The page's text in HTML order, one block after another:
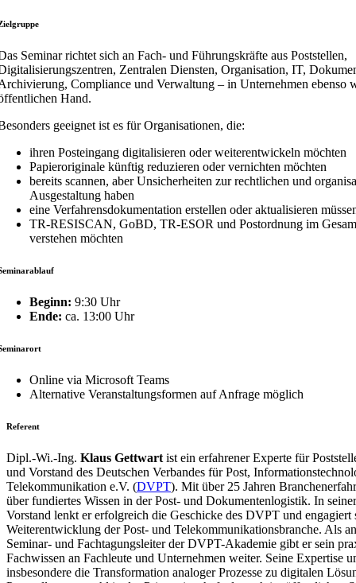
Seminar richtet sich an Fach- und Führungskräfte aus Poststellen,
Zentralen Diensten, Organisation, IT,
Compliance und Verwaltung – in Unternehmen ebenso
Hand.
geeignet ist es für Organisationen, die:
ihren Posteingang digitalisieren oder weiterentwickeln möchten
Papieroriginale künftig reduzieren oder vernichten möchten
bereits scannen, aber Unsicherheiten zur rechtlichen und
Ausgestaltung haben
eine Verfahrensdokumentation erstellen oder aktualisieren
TR-RESISCAN, GoBD, TR-ESOR und Postordnung im
verstehen möchten
Beginn: 9:30 Uhr
Ende: ca. 13:00 Uhr
Online via Microsoft Teams
Alternative Veranstaltungsformen auf Anfrage möglich
Referent
Dipl.-Wi.-Ing. Klaus Gettwart ist ein erfahrener Experte für
und Vorstand des Deutschen Verbandes für Post,
Telekommunikation e.V. (DVPT). Mit über 25 Jahren
über fundiertes Wissen in der Post- und Dokumentenlogistik. In
Vorstand lenkt er erfolgreich die Geschicke des DVPT und engagiert
Weiterentwicklung der Post- und Telekommunikationsbranche. Als
Seminar- und Fachtagungsleiter der DVPT-Akademie gibt er sein
Fachwissen an Fachleute und Unternehmen weiter. Seine Expertise
insbesondere die Transformation analoger Prozesse zu digitalen